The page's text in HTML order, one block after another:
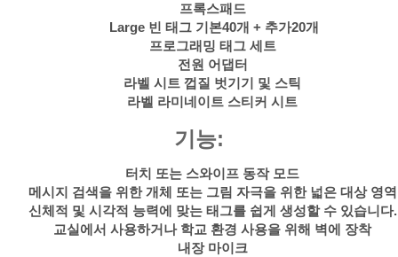
프록스패드
Large 빈 태그 기본40개 + 추가20개
프로그래밍 태그 세트
전원 어댑터
라벨 시트 껍질 벗기기 및 스틱
라벨 라미네이트 스티커 시트
기능:
터치 또는 스와이프 동작 모드
메시지 검색을 위한 개체 또는 그림 자극을 위한 넓은 대상 영역
신체적 및 시각적 능력에 맞는 태그를 쉽게 생성할 수 있습니다.
교실에서 사용하거나 학교 환경 사용을 위해 벽에 장착
내장 마이크